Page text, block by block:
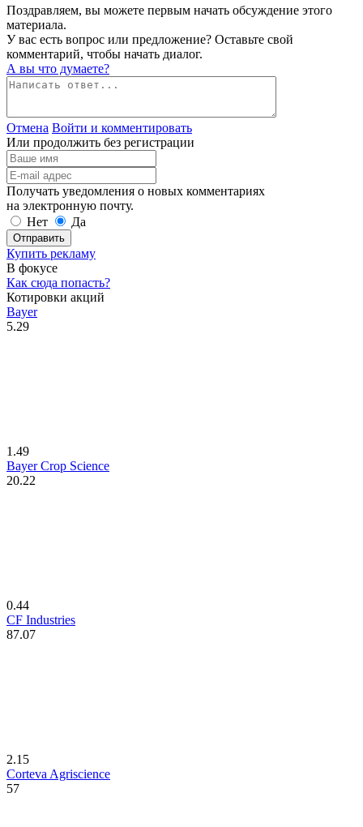
Поздравляем, вы можете первым начать обсуждение этого
материала.
У вас есть вопрос или предложение? Оставьте свой
комментарий, чтобы начать диалог.
А вы что думаете?
Отмена Войти и комментировать
Или продолжить без регистрации
Получать уведомления о новых комментариях
на электронную почту.
Нет
Да
Отправить
Купить рекламу
В фокусе
Как сюда попасть?
Котировки акций
Bayer
5.29
1.49
Bayer Crop Science
20.22
0.44
CF Industries
87.07
2.15
Corteva Agriscience
57